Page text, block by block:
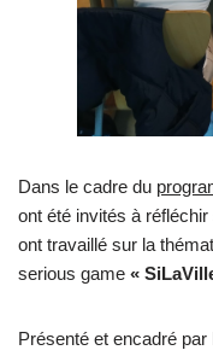
Dans le cadre du
ont été invités à
ont travaillé sur la
serious game «
Présenté et encadré par